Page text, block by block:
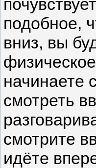
подобное,
вниз, вы
начинаете
смотреть
смотрите
идёте